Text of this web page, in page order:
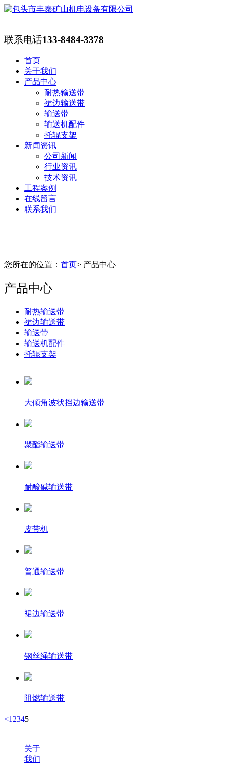
联系电话133-8484-3378
首页
关于我们
产品中心
耐热输送带
裙边输送带
输送带
输送机配件
托辊支架
新闻资讯
公司新闻
行业资讯
技术资讯
工程案例
在线留言
联系我们
您所在的位置： 首页> 产品中心
产品中心
耐热输送带
裙边输送带
输送带
输送机配件
托辊支架
大倾角波状挡边输送带
聚酯输送带
耐酸碱输送带
皮带机
普通输送带
裙边输送带
钢丝绳输送带
阻燃输送带
<1 2345
关于
我们